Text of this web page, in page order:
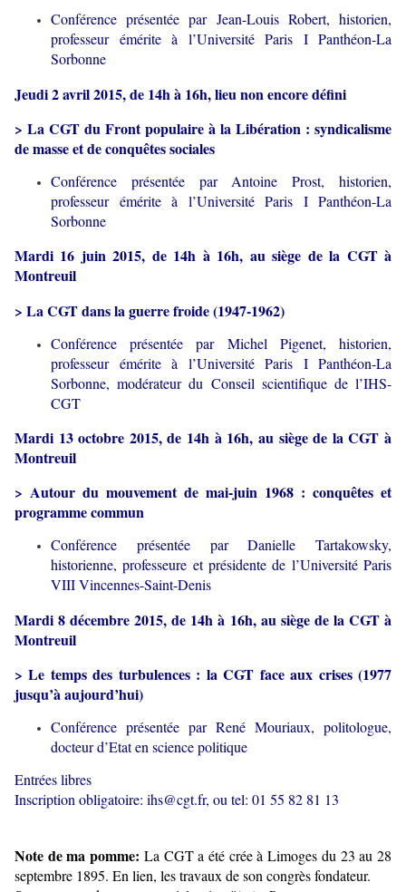
Conférence présentée par Jean-Louis Robert, historien,
professeur émérite à l’Université Paris I Panthéon-La
Sorbonne
Jeudi 2 avril 2015, de 14h à 16h, lieu non encore défini
> La CGT du Front populaire à la Libération : syndicalisme
de masse et de conquêtes sociales
Conférence présentée par Antoine Prost, historien,
professeur émérite à l’Université Paris I Panthéon-La
Sorbonne
Mardi 16 juin 2015, de 14h à 16h, au siège de la CGT à
Montreuil
> La CGT dans la guerre froide (1947-1962)
Conférence présentée par Michel Pigenet, historien,
professeur émérite à l’Université Paris I Panthéon-La
Sorbonne, modérateur du Conseil scientifique de l’IHS-
CGT
Mardi 13 octobre 2015, de 14h à 16h, au siège de la CGT à
Montreuil
> Autour du mouvement de mai-juin 1968 : conquêtes et
programme commun
Conférence présentée par Danielle Tartakowsky,
historienne, professeure et présidente de l’Université Paris
VIII Vincennes-Saint-Denis
Mardi 8 décembre 2015, de 14h à 16h, au siège de la CGT à
Montreuil
> Le temps des turbulences : la CGT face aux crises (1977
jusqu’à aujourd’hui)
Conférence présentée par René Mouriaux, politologue,
docteur d’Etat en science politique
Entrées libres
Inscription obligatoire: ihs@cgt.fr, ou tel: 01 55 82 81 13
Note de ma pomme: La CGT a été crée à Limoges du 23 au 28
septembre 1895. En lien, les travaux de son congrès fondateur.